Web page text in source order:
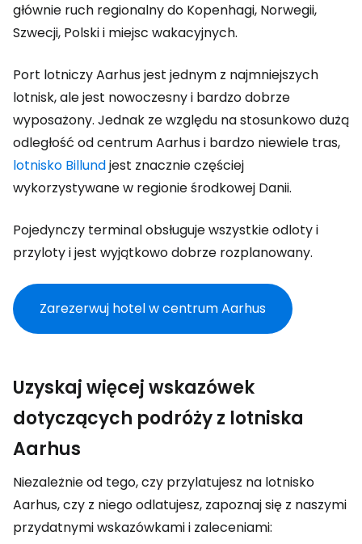
głównie ruch regionalny do Kopenhagi, Norwegii,
Szwecji, Polski i miejsc wakacyjnych.
Port lotniczy Aarhus jest jednym z najmniejszych
lotnisk, ale jest nowoczesny i bardzo dobrze
wyposażony. Jednak ze względu na stosunkowo dużą
odległość od centrum Aarhus i bardzo niewiele tras,
lotnisko Billundjest znacznie częściej
wykorzystywane w regionie środkowej Danii.
Pojedynczy terminal obsługuje wszystkie odloty i
przyloty i jest wyjątkowo dobrze rozplanowany.
Zarezerwuj hotel w centrum Aarhus
Uzyskaj więcej wskazówek
dotyczących podróży z lotniska
Aarhus
Niezależnie od tego, czy przylatujesz na lotnisko
Aarhus, czy z niego odlatujesz, zapoznaj się z naszymi
przydatnymi wskazówkami i zaleceniami: